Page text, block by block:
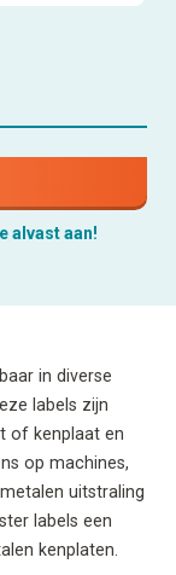
alvast aan!
in diverse
labels zijn
of kenplaat en
op machines,
uitstraling
labels een
kenplaten.